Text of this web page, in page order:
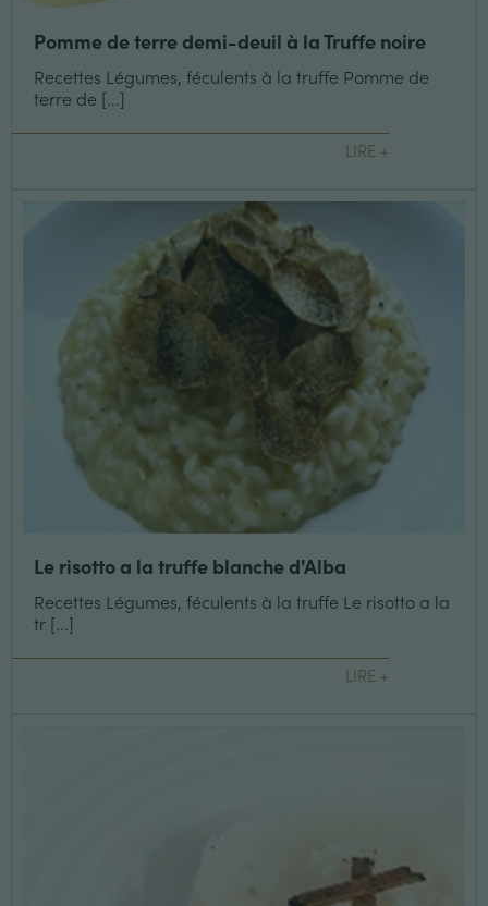
Pomme de terre demi-deuil à la Truffe noire
Recettes Légumes, féculents à la truffe Pomme de
terre de [...]
LIRE +
Le risotto a la truffe blanche d'Alba
Recettes Légumes, féculents à la truffe Le risotto a la
tr [...]
LIRE +